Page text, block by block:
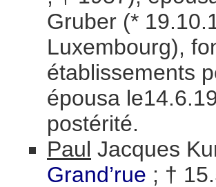
Gruber (*
Luxembourg),
établissements
épousa
postérité.
Paul Jacques
Grand’rue ; †